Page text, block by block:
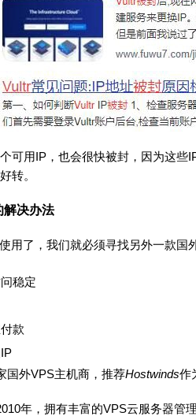
可用IP，也会很快被封，因为这
转。
解决办法
用了，我们就必须寻找另外一款国
稳定
款
国外VPS主机商，推荐Hostwinds作
年，拥有丰富的VPS云服务器管